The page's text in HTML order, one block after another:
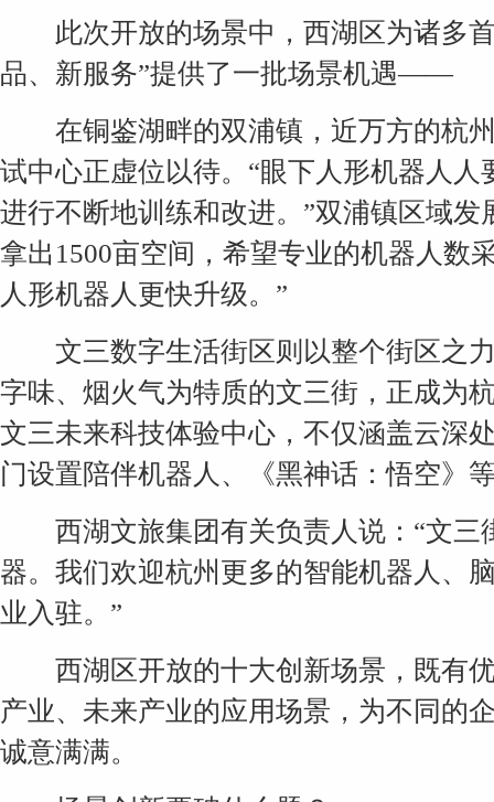
此次开放的场景中，西湖区为诸多首
品、新服务”提供了一批场景机遇——
在铜鉴湖畔的双浦镇，近万方的杭
试中心正虚位以待。“眼下人形机器人
进行不断地训练和改进。”双浦镇区域
拿出1500亩空间，希望专业的机器人数
人形机器人更快升级。”
文三数字生活街区则以整个街区之力
字味、烟火气为特质的文三街，正成为
文三未来科技体验中心，不仅涵盖云深
门设置陪伴机器人、《黑神话：悟空》
西湖文旅集团有关负责人说：“文三
器。我们欢迎杭州更多的智能机器人、
业入驻。”
西湖区开放的十大创新场景，既有优
产业、未来产业的应用场景，为不同的
诚意满满。